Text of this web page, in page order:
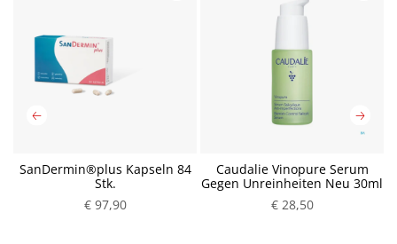
SanDermin®plus Kapseln 84
Stk.
€ 97,90
Caudalie Vinopure Serum
Gegen Unreinheiten Neu 30ml
€ 28,50